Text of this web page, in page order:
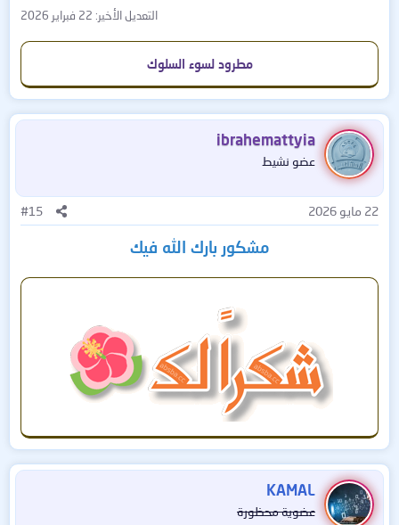
💻 مناسب لكل نسخ الويندوز
⏱ خلال دقائق جهازك يبقى كأنه جديد!
📥 حمّل الآن وجرب بنفسك… هتحس بالفرق من أول تشغيل!
اضغط من هناا
التعديل الأخير: 22 فبراير 2026
مطرود لسوء السلوك
ibrahemattyia
عضو نشيط
22 مايو 2026 #15
مشكور بارك الله فيك
KAMAL
عضوية محظورة